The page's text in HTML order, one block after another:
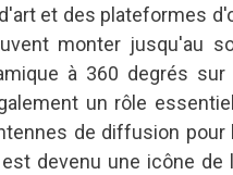
et des plateformes
monter jusqu'au
à 360 degrés
un rôle
de diffusion pour
devenu une icône